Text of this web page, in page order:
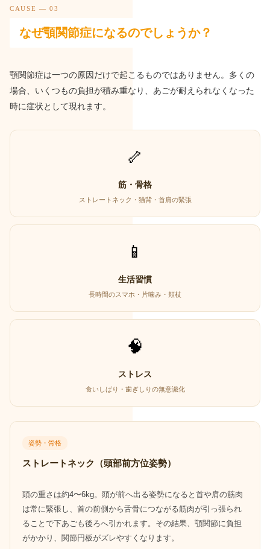
CAUSE — 03
なぜ顎関節症になるのでしょうか？
顎関節症は一つの原因だけで起こるものではありません。多くの
場合、いくつもの負担が積み重なり、あごが耐えられなくなった
時に症状として現れます。
🦴
筋・骨格
ストレートネック・猫背・首肩の緊張
📱
生活習慣
長時間のスマホ・片噛み・頬杖
🧠
ストレス
食いしばり・歯ぎしりの無意識化
姿勢・骨格
ストレートネック（頭部前方位姿勢）
頭の重さは約4〜6kg。頭が前へ出る姿勢になると首や肩の筋肉
は常に緊張し、首の前側から舌骨につながる筋肉が引っ張られ
ることで下あごも後ろへ引かれます。その結果、顎関節に負担
がかかり、関節円板がズレやすくなります。